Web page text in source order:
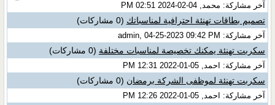
آخر مشاركة: محمد, 04-02-2024 02:51 PM
تصميم بطاقات تهنئة احترافية لمناسباتك (0 مشاركات)
آخر مشاركة: admin, 04-25-2023 09:42 PM
سكربت تهنئة يمكنك تخصيصة لمناسبات مختلفة (0 مشاركات)
آخر مشاركة: احمد, 05-01-2022 12:31 PM
سكربت تهنئة لموظفى الشركة برمضان (0 مشاركات)
آخر مشاركة: احمد, 05-01-2022 12:26 PM